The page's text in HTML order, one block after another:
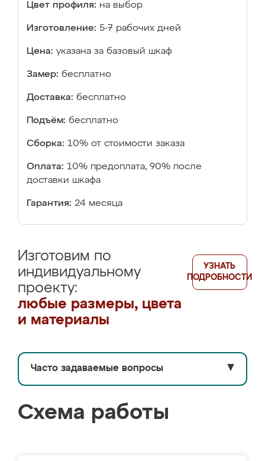
Цвет профиля: на выбор
Изготовление: 5-7 рабочих дней
Цена: указана за базовый шкаф
Замер: бесплатно
Доставка: бесплатно
Подъём: бесплатно
Сборка: 10% от стоимости заказа
Оплата: 10% предоплата, 90% после
доставки шкафа
Гарантия: 24 месяца
Изготовим по
индивидуальному
проекту:
любые размеры, цвета
и материалы
УЗНАТЬ
ПОДРОБНОСТИ
Часто задаваемые вопросы ▼
Схема работы